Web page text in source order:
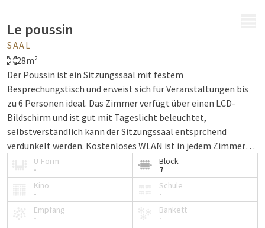
Le poussin
SAAL
28m²
Der Poussin ist ein Sitzungssaal mit festem
Besprechungstisch und erweist sich für Veranstaltungen bis
zu 6 Personen ideal. Das Zimmer verfügt über einen LCD-
Bildschirm und ist gut mit Tageslicht beleuchtet,
selbstverständlich kann der Sitzungssaal entsprchend
verdunkelt werden. Kostenloses WLAN ist in jedem Zimmer
zugänglich.
U-Form
-
Block
7
Kino
-
Schule
-
Empfang
-
Bankett
-